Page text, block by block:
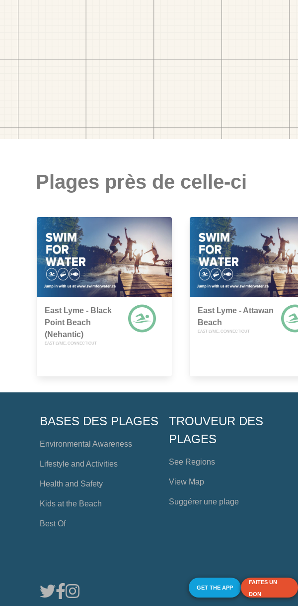
Plages près de celle-ci
East Lyme - Black
Point Beach
(Nehantic)
EAST LYME, CONNECTICUT
East Lyme - Attawan
Beach
EAST LYME, CONNECTICUT
BASES DES PLAGES
Environmental Awareness
Lifestyle and Activities
Health and Safety
Kids at the Beach
Best Of
TROUVEUR DES
PLAGES
See Regions
View Map
Suggérer une plage
GET THE APP
FAITES UN
DON